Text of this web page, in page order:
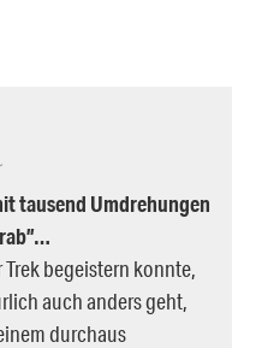
tausend Umdrehungen
Trek begeistern konnte,
auch anders geht,
durchaus